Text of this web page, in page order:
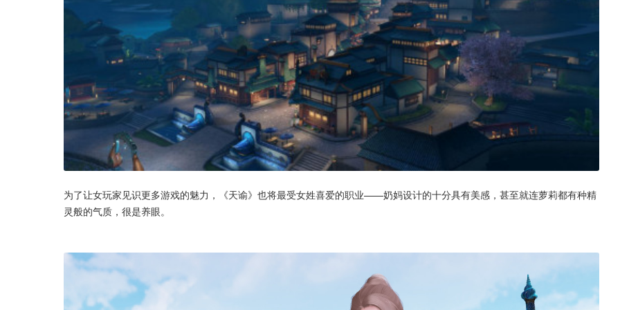
为了让女玩家见识更多游戏的魅力，《天谕》也将最受女姓喜爱的职业——奶妈设计的十分具有美感，甚至就连萝莉都有种精
灵般的气质，很是养眼。